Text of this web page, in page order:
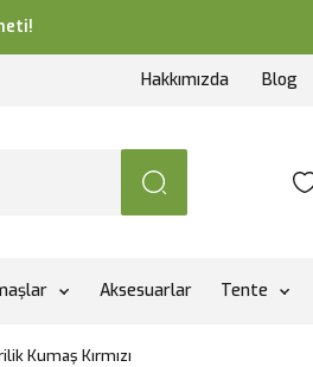
Hakkımızda Blog
Aksesuarlar Tente
Kumaş Kırmızı